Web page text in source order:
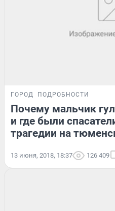
ГОРОД ПОДРОБНОСТИ
Почему мальчик
и где были
трагедии на
13 июня, 2018, 18:37 126 409